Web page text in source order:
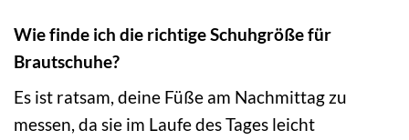
Wie finde ich die richtige Schuhgröße für
Brautschuhe?
Es ist ratsam, deine Füße am Nachmittag zu
messen, da sie im Laufe des Tages leicht